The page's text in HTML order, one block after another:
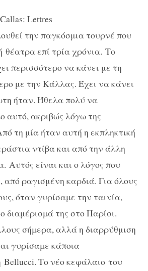
Callas: Lettres
την παγκόσμια τουρνέ που
θέατρα επί τρία χρόνια. Το
περισσότερο να κάνει με τη
με την Κάλλας. Έχει να κάνει
ήταν. Ήθελα πολύ να
αυτό, ακριβώς λόγω της
τη μία ήταν αυτή η εκπληκτική
ντίβα και από την άλλη
Αυτός είναι και ο λόγος που
ραγισμένη καρδιά. Για όλους
όταν γυρίσαμε την ταινία,
διαμέρισμά της στο Παρίσι.
σήμερα, αλλά η διαρρύθμιση
γυρίσαμε κάποια
Bellucci. Το νέο κεφάλαιο του